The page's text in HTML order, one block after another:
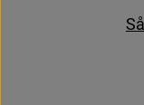
Så